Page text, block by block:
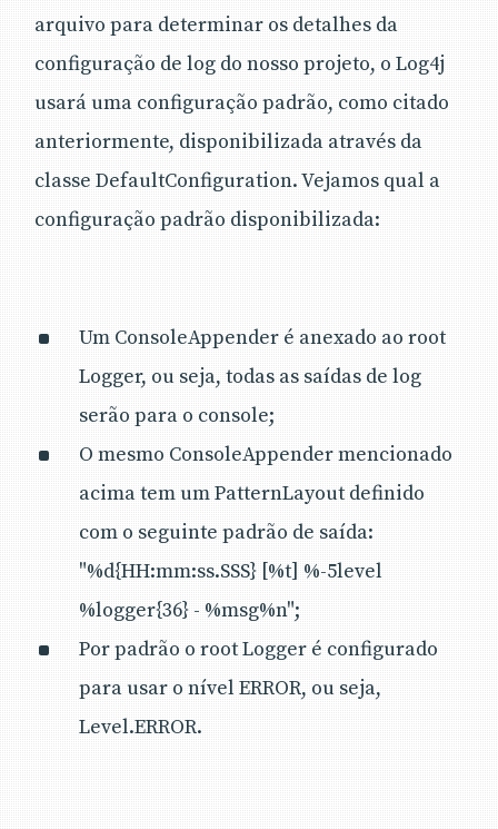
arquivo para determinar os detalhes da
configuração de log do nosso projeto, o Log4j
usará uma configuração padrão, como citado
anteriormente, disponibilizada através da
classe DefaultConfiguration. Vejamos qual a
configuração padrão disponibilizada:
Um ConsoleAppender é anexado ao root
Logger, ou seja, todas as saídas de log
serão para o console;
O mesmo ConsoleAppender mencionado
acima tem um PatternLayout definido
com o seguinte padrão de saída:
"%d{HH:mm:ss.SSS} [%t] %-5level
%logger{36} - %msg%n";
Por padrão o root Logger é configurado
para usar o nível ERROR, ou seja,
Level.ERROR.